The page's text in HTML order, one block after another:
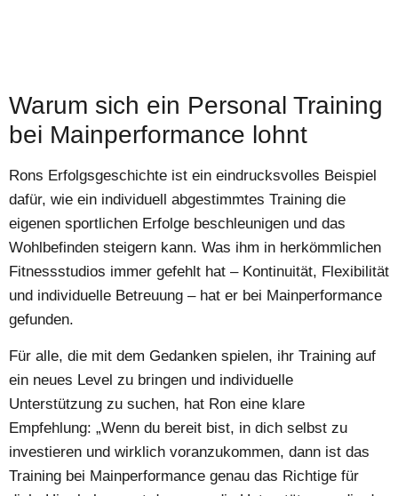
Warum sich ein Personal Training
bei Mainperformance lohnt
Rons Erfolgsgeschichte ist ein eindrucksvolles Beispiel
dafür, wie ein individuell abgestimmtes Training die
eigenen sportlichen Erfolge beschleunigen und das
Wohlbefinden steigern kann. Was ihm in herkömmlichen
Fitnessstudios immer gefehlt hat – Kontinuität, Flexibilität
und individuelle Betreuung – hat er bei Mainperformance
gefunden.
Für alle, die mit dem Gedanken spielen, ihr Training auf
ein neues Level zu bringen und individuelle
Unterstützung zu suchen, hat Ron eine klare
Empfehlung: „Wenn du bereit bist, in dich selbst zu
investieren und wirklich voranzukommen, dann ist das
Training bei Mainperformance genau das Richtige für